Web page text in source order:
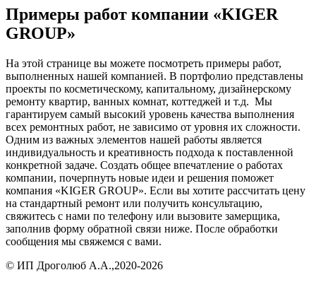
Примеры работ компании «KIGER
GROUP»
На этой странице вы можете посмотреть примеры работ,
выполненных нашей компанией. В портфолио представлены
проекты по косметическому, капитальному, дизайнерскому
ремонту квартир, ванных комнат, коттеджей и т.д. Мы
гарантируем самый высокий уровень качества выполнения
всех ремонтных работ, не зависимо от уровня их сложности.
Одним из важных элементов нашей работы является
индивидуальность и креативность подхода к поставленной
конкретной задаче. Создать общее впечатление о работах
компании, почерпнуть новые идеи и решения поможет
компания «KIGER GROUP». Если вы хотите рассчитать цену
на стандартный ремонт или получить консультацию,
свяжитесь с нами по телефону или вызовите замерщика,
заполнив форму обратной связи ниже. После обработки
сообщения мы свяжемся с вами.
© ИП Дроголюб А.А.,2020-2026